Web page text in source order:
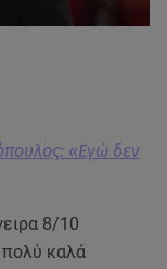
«Εγώ δεν
8/10
καλά